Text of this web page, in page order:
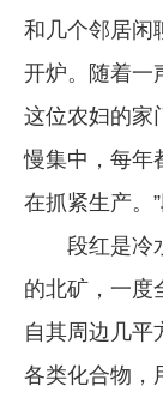
和几个邻居闲
开炉。随着一
这位农妇的家
慢集中，每年
在抓紧生产。”
段红是冷水
的北矿，一度
自其周边几平
各类化合物，